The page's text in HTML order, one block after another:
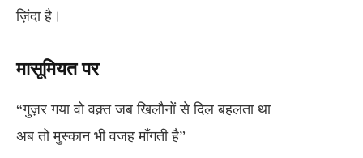
ज़िंदा है।
मासूमियत पर
“गुज़र गया वो वक़्त जब खिलौनों से दिल बहलता था
अब तो मुस्कान भी वजह माँगती है”